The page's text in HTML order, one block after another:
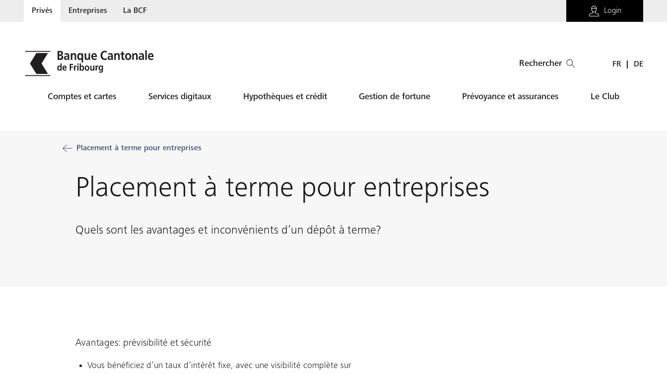
Privés Entreprises La BCF Login
Rechercher FR DE
Comptes et cartes Services digitaux Hypothèques et crédit Gestion de fortune Prévoyance et assurances Le Club
Placement à terme pour entreprises
Placement à terme pour entreprises
Quels sont les avantages et inconvénients d’un dépôt à terme?
Avantages: prévisibilité et sécurité
Vous bénéficiez d’un taux d’intérêt fixe, avec une visibilité complète sur